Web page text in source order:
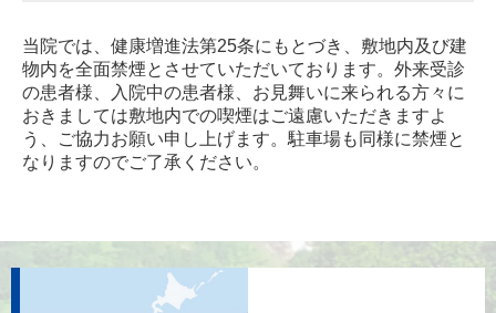
当院では、健康増進法第25条にもとづき、敷地内及び建
物内を全面禁煙とさせていただいております。外来受診
の患者様、入院中の患者様、お見舞いに来られる方々に
おきましては敷地内での喫煙はご遠慮いただきますよ
う、ご協力お願い申し上げます。駐車場も同様に禁煙と
なりますのでご了承ください。